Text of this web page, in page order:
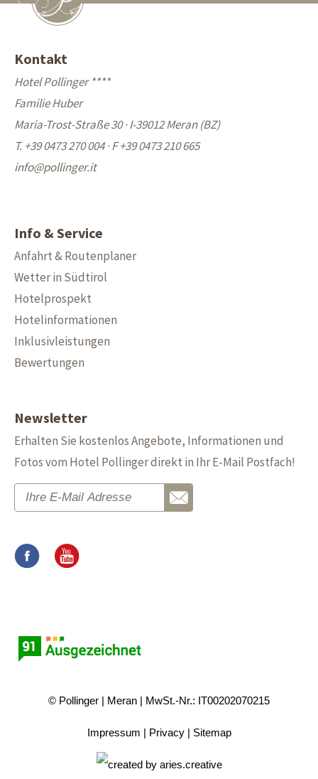
Kontakt
Hotel Pollinger ****
Familie Huber
Maria-Trost-Straße 30 · I-39012 Meran (BZ)
T. +39 0473 270 004·F +39 0473 210 665
info@pollinger.it
Info & Service
Anfahrt & Routenplaner
Wetter in Südtirol
Hotelprospekt
Hotelinformationen
Inklusivleistungen
Bewertungen
Newsletter
Erhalten Sie kostenlos Angebote, Informationen und
Fotos vom Hotel Pollinger direkt in Ihr E-Mail Postfach!
© Pollinger Meran MwSt.-Nr.: IT00202070215
Impressum Privacy Sitemap